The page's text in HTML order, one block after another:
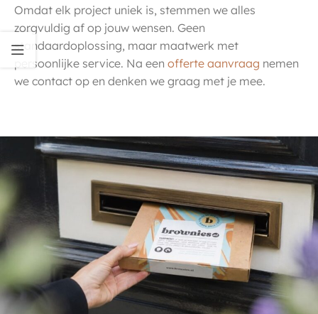
Omdat elk project uniek is, stemmen we alles
zorgvuldig af op jouw wensen. Geen
standaardoplossing, maar maatwerk met
persoonlijke service. Na een offerte aanvraag nemen
we contact op en denken we graag met je mee.